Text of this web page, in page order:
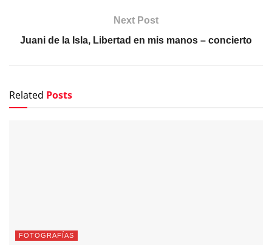
Next Post
Juani de la Isla, Libertad en mis manos – concierto
Related Posts
FOTOGRAFÍAS